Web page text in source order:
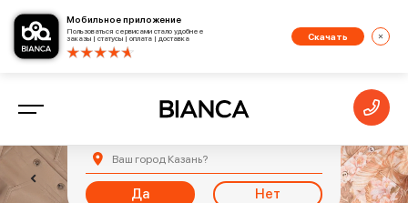
Мобильное приложение
Пользоваться сервисами стало удобнее
заказы | статусы | оплата | доставка
Скачать
Ваш город Казань?
Да Нет